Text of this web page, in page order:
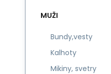
MUŽI
Bundy,vesty
Kalhoty
Mikiny, svetry